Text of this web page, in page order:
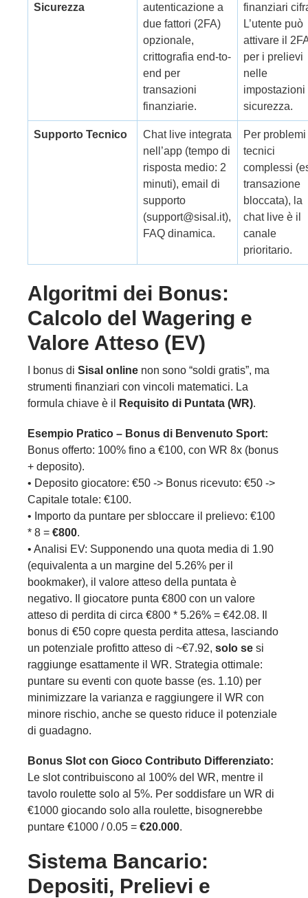
Sicurezza
autenticazione a
due fattori (2FA)
opzionale,
crittografia end-to-
end per
transazioni
finanziarie.
finanziari
L’utente può
attivare il
per i prelievi
nelle
impostazioni
sicurezza.
Supporto Tecnico
Chat live integrata
nell’app (tempo di
risposta medio: 2
minuti), email di
supporto
(support@sisal.it),
FAQ dinamica.
Per problemi
tecnici
complessi
transazione
bloccata), la
chat live è il
canale
prioritario.
Algoritmi dei Bonus:
Calcolo del Wagering e
Valore Atteso (EV)
I bonus di Sisal online non sono “soldi gratis”, ma
strumenti finanziari con vincoli matematici. La
formula chiave è il
Requisito di Puntata (WR).
Esempio Pratico – Bonus di Benvenuto Sport:
Bonus offerto: 100% fino a €100, con WR 8x (bonus
+ deposito).
• Deposito giocatore: €50 -> Bonus ricevuto: €50 ->
Capitale totale: €100.
• Importo da puntare per sbloccare il prelievo: €100
* 8 = €800.
• Analisi EV: Supponendo una quota media di 1.90
(equivalenta a un margine del 5.26% per il
bookmaker), il valore atteso della puntata è
negativo. Il giocatore punta €800 con un valore
atteso di perdita di circa €800 * 5.26% = €42.08. Il
bonus di €50 copre questa perdita attesa, lasciando
un potenziale profitto atteso di ~€7.92, solo se si
raggiunge esattamente il WR. Strategia ottimale:
puntare su eventi con quote basse (es. 1.10) per
minimizzare la varianza e raggiungere il WR con
minore rischio, anche se questo riduce il potenziale
di guadagno.
Bonus Slot con Gioco Contributo Differenziato:
Le slot contribuiscono al 100% del WR, mentre il
tavolo roulette solo al 5%. Per soddisfare un WR di
€1000 giocando solo alla roulette, bisognerebbe
puntare €1000 / 0.05 = €20.000.
Sistema Bancario:
Depositi, Prelievi e